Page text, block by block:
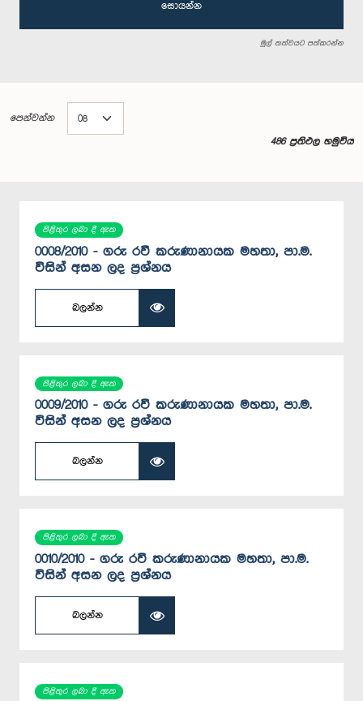
සොයන්න
මුල් තත්වයට පත්කරන්න
පෙන්වන්න
486 ප්‍රතිඵල හමුවිය
පිළිතුර ලබා දී ඇත
0008/2010 - ගරු රවී කරුණානායක මහතා, පා.ම.
විසින් අසන ලද ප්‍රශ්නය
බලන්න
පිළිතුර ලබා දී ඇත
0009/2010 - ගරු රවී කරුණානායක මහතා, පා.ම.
විසින් අසන ලද ප්‍රශ්නය
බලන්න
පිළිතුර ලබා දී ඇත
0010/2010 - ගරු රවී කරුණානායක මහතා, පා.ම.
විසින් අසන ලද ප්‍රශ්නය
බලන්න
පිළිතුර ලබා දී ඇත